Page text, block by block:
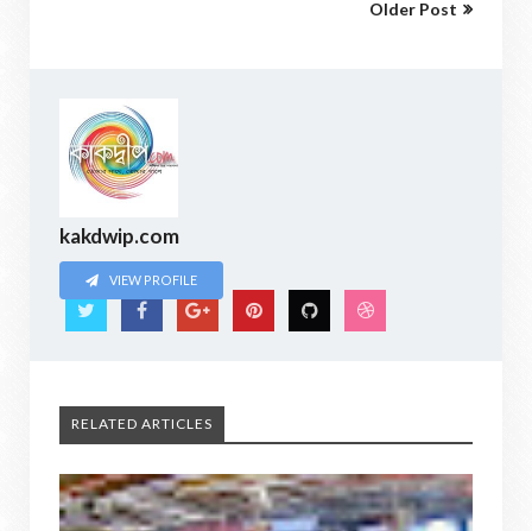
Older Post
kakdwip.com
VIEW PROFILE
RELATED ARTICLES